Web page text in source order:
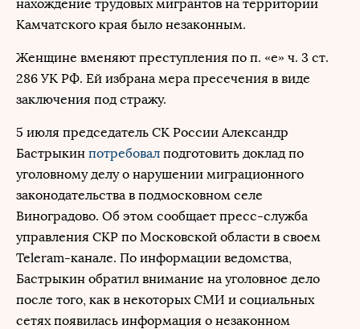
нахождение трудовых мигрантов на территории
Камчатского края было незаконным.
Женщине вменяют преступления по п. «е» ч. 3 ст.
286 УК РФ. Ей избрана мера пресечения в виде
заключения под стражу.
5 июля председатель СК России Александр
Бастрыкин потребовал подготовить доклад по
уголовному делу о нарушении миграционного
законодательства в подмосковном селе
Виноградово. Об этом сообщает пресс-служба
управления СКР по Московской области в своем
Teleram-канале. По информации ведомства,
Бастрыкин обратил внимание на уголовное дело
после того, как в некоторых СМИ и социальных
сетях появилась информация о незаконном